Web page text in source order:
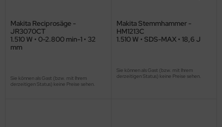
Makita Reciprosäge -
JR3070CT
1.510 W • 0-2.800 min-1 • 32
mm
Sie können als Gast (bzw. mit Ihrem
derzeitigen Status) keine Preise sehen.
Makita Stemmhammer -
HM1213C
1.510 W • SDS-MAX • 18,6 J
Sie können als Gast (bzw. mit Ihrem
derzeitigen Status) keine Preise sehen.